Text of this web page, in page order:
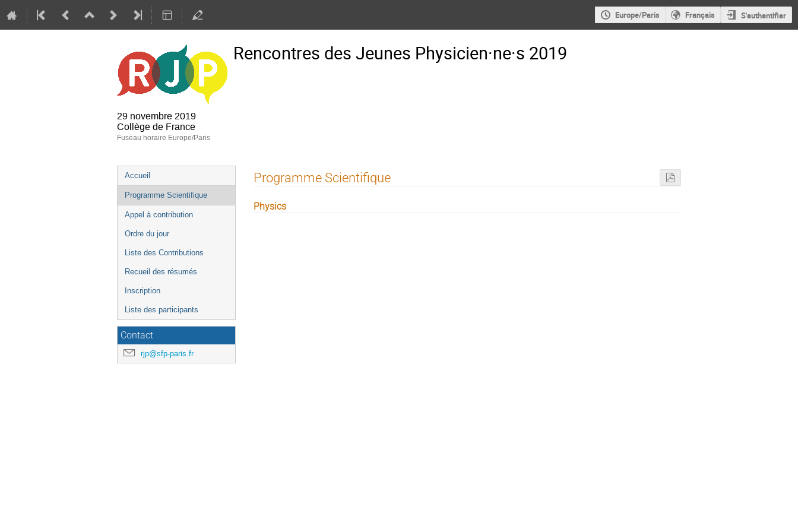
Europe/Paris Français S'authentifier
Rencontres des Jeunes Physicien·ne·s 2019
29 novembre 2019
Collège de France
Fuseau horaire Europe/Paris
Menu
de
l'événement
Accueil
Programme Scientifique
Appel à contribution
Ordre du jour
Liste des Contributions
Recueil des résumés
Inscription
Liste des participants
Contact
rjp@sfp-paris.fr
Programme Scientifique
Physics